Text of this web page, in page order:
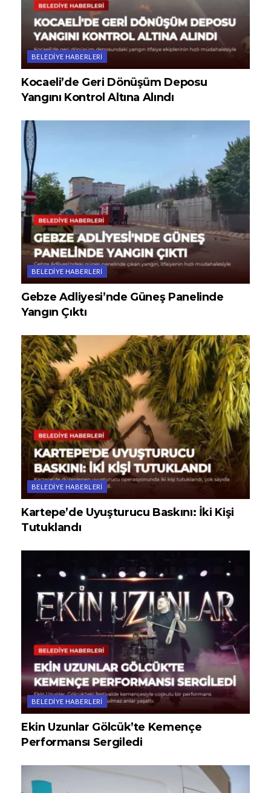
BELEDIYE HABERLERI
Kocaeli’de Geri Dönüşüm Deposu
Yangını Kontrol Altına Alındı
BELEDIYE HABERLERI
Gebze Adliyesi’nde Güneş Panelinde
Yangın Çıktı
BELEDIYE HABERLERI
Kartepe’de Uyuşturucu Baskını: İki Kişi
Tutuklandı
BELEDIYE HABERLERI
Ekin Uzunlar Gölcük’te Kemençe
Performansı Sergiledi